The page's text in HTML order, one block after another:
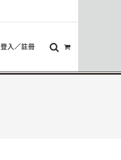
登入／註冊